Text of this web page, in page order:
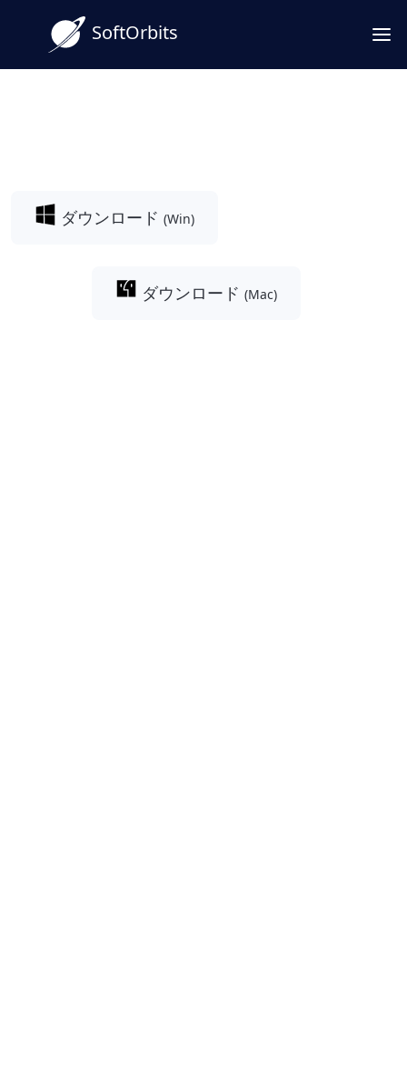
SoftOrbits
ダウンロード (Win)
ダウンロード (Mac)